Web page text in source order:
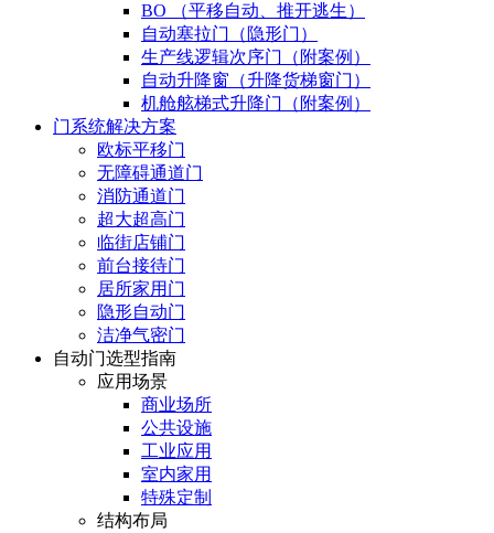
BO （平移自动、推开逃生）
自动塞拉门（隐形门）
生产线逻辑次序门（附案例）
自动升降窗（升降货梯窗门）
机舱舷梯式升降门（附案例）
门系统解决方案
欧标平移门
无障碍通道门
消防通道门
超大超高门
临街店铺门
前台接待门
居所家用门
隐形自动门
洁净气密门
自动门选型指南
应用场景
商业场所
公共设施
工业应用
室内家用
特殊定制
结构布局